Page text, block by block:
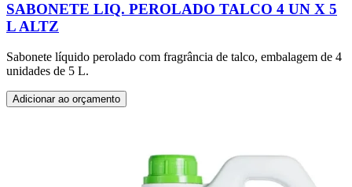
SABONETE LIQ. PEROLADO TALCO 4 UN X 5
L ALTZ
Sabonete líquido perolado com fragrância de talco, embalagem de 4
unidades de 5 L.
Adicionar ao orçamento